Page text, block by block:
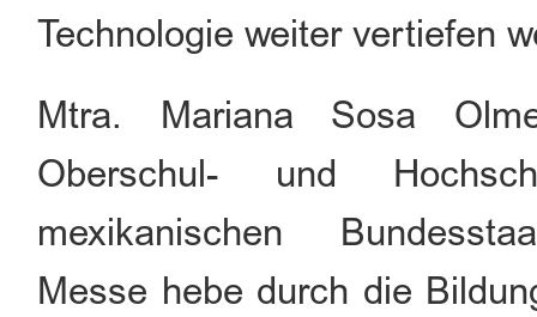
Technologie weiter vertiefen
Mtra. Mariana Sosa
Oberschul- und
mexikanischen
Messe hebe durch die